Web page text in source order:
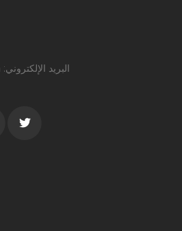
البريد الإلكتروني: jjhuirong@jjhrt.com.cn